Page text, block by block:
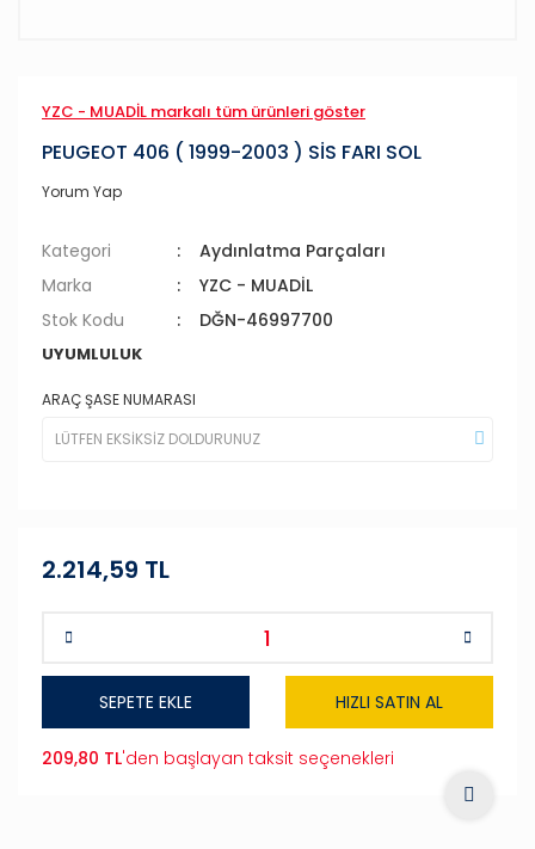
YZC - MUADİL markalı tüm ürünleri göster
PEUGEOT 406 ( 1999-2003 ) SİS FARI SOL
Yorum Yap
Kategori
Aydınlatma Parçaları
Marka
YZC - MUADİL
Stok Kodu
DĞN-46997700
UYUMLULUK
ARAÇ ŞASE NUMARASI
2.214,59 TL
SEPETE EKLE HIZLI SATIN AL
209,80 TL'den başlayan taksit seçenekleri